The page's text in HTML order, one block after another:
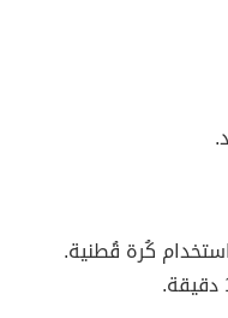
كُرة قُطنية.